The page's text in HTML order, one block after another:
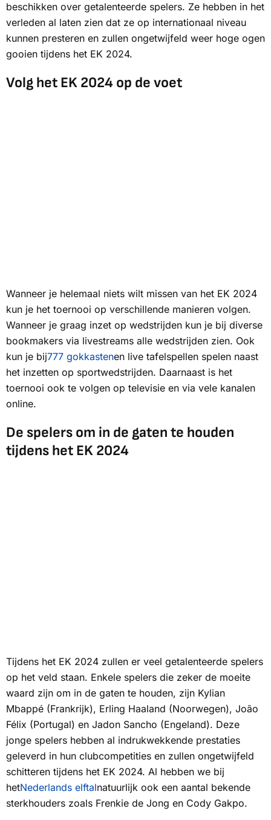
beschikken over getalenteerde spelers. Ze hebben in het
verleden al laten zien dat ze op internationaal niveau
kunnen presteren en zullen ongetwijfeld weer hoge ogen
gooien tijdens het EK 2024.
Volg het EK 2024 op de voet
Wanneer je helemaal niets wilt missen van het EK 2024
kun je het toernooi op verschillende manieren volgen.
Wanneer je graag inzet op wedstrijden kun je bij diverse
bookmakers via livestreams alle wedstrijden zien. Ook
kun je bij777 gokkastenen live tafelspellen spelen naast
het inzetten op sportwedstrijden. Daarnaast is het
toernooi ook te volgen op televisie en via vele kanalen
online.
De spelers om in de gaten te houden
tijdens het EK 2024
Tijdens het EK 2024 zullen er veel getalenteerde spelers
op het veld staan. Enkele spelers die zeker de moeite
waard zijn om in de gaten te houden, zijn Kylian
Mbappé (Frankrijk), Erling Haaland (Noorwegen), João
Félix (Portugal) en Jadon Sancho (Engeland). Deze
jonge spelers hebben al indrukwekkende prestaties
geleverd in hun clubcompetities en zullen ongetwijfeld
schitteren tijdens het EK 2024. Al hebben we bij
hetNederlands elftalnatuurlijk ook een aantal bekende
sterkhouders zoals Frenkie de Jong en Cody Gakpo.